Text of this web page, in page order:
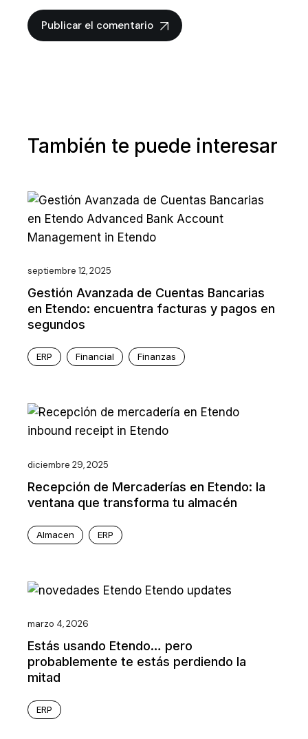
Publicar el comentario
También te puede interesar
septiembre 12, 2025
Gestión Avanzada de Cuentas Bancarias
en Etendo: encuentra facturas y pagos en
segundos
ERP Financial Finanzas
diciembre 29, 2025
Recepción de Mercaderías en Etendo: la
ventana que transforma tu almacén
Almacen ERP
marzo 4, 2026
Estás usando Etendo… pero
probablemente te estás perdiendo la
mitad
ERP